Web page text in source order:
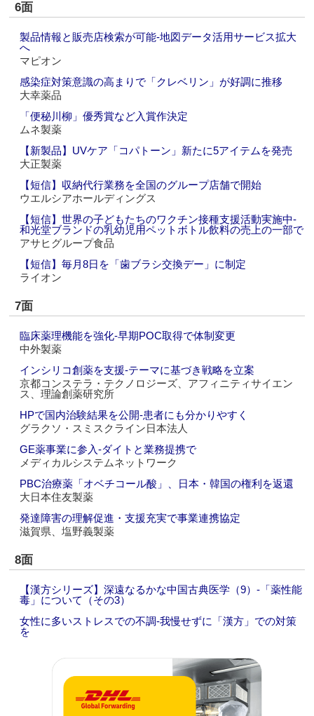
6面
製品情報と販売店検索が可能‐地図データ活用サービス拡大
へ
マピオン
感染症対策意識の高まりで「クレベリン」が好調に推移
大幸薬品
「便秘川柳」優秀賞など入賞作決定
ムネ製薬
【新製品】UVケア「コパトーン」新たに5アイテムを発売
大正製薬
【短信】収納代行業務を全国のグループ店舗で開始
ウエルシアホールディングス
【短信】世界の子どもたちのワクチン接種支援活動実施中‐
和光堂ブランドの乳幼児用ペットボトル飲料の売上の一部で
アサヒグループ食品
【短信】毎月8日を「歯ブラシ交換デー」に制定
ライオン
7面
臨床薬理機能を強化‐早期POC取得で体制変更
中外製薬
インシリコ創薬を支援‐テーマに基づき戦略を立案
京都コンステラ・テクノロジーズ、アフィニティサイエン
ス、理論創薬研究所
HPで国内治験結果を公開‐患者にも分かりやすく
グラクソ・スミスクライン日本法人
GE薬事業に参入‐ダイトと業務提携で
メディカルシステムネットワーク
PBC治療薬「オベチコール酸」、日本・韓国の権利を返還
大日本住友製薬
発達障害の理解促進・支援充実で事業連携協定
滋賀県、塩野義製薬
8面
【漢方シリーズ】深遠なるかな中国古典医学（9）‐「薬性能
毒」について（その3）
女性に多いストレスでの不調‐我慢せずに「漢方」での対策
を